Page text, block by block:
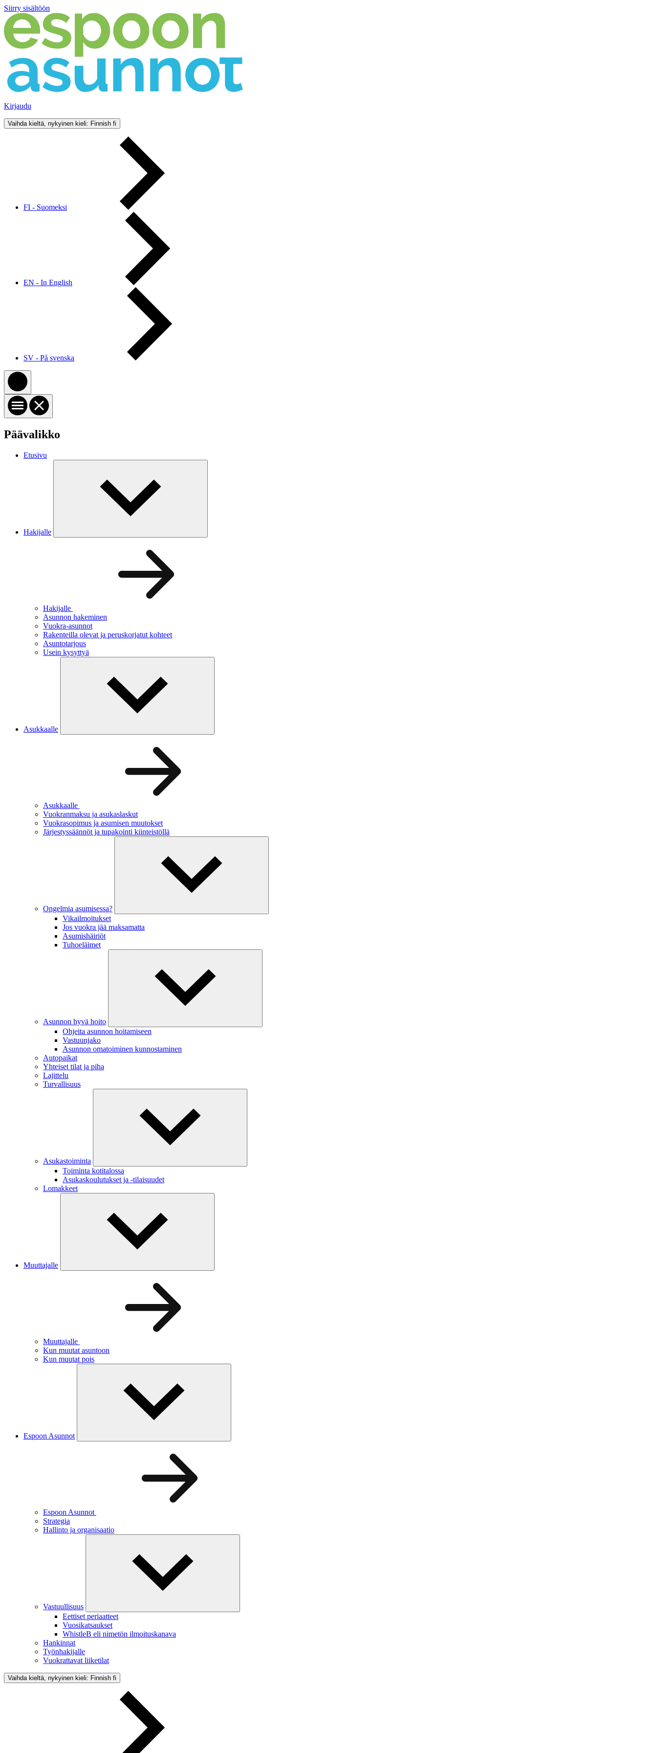
Siirry sisältöön
Kirjaudu
Vaihda kieltä, nykyinen kieli: Finnish fi
FI - Suomeksi
EN - In English
SV - På svenska
Päävalikko
Etusivu
Hakijalle
Hakijalle
Asunnon hakeminen
Vuokra-asunnot
Rakenteilla olevat ja peruskorjatut kohteet
Asuntotarjous
Usein kysyttyä
Asukkaalle
Asukkaalle
Vuokranmaksu ja asukaslaskut
Vuokrasopimus ja asumisen muutokset
Järjestyssäännöt ja tupakointi kiinteistöllä
Ongelmia asumisessa?
Vikailmoitukset
Jos vuokra jää maksamatta
Asumishäiriöt
Tuhoeläimet
Asunnon hyvä hoito
Ohjeita asunnon hoitamiseen
Vastuunjako
Asunnon omatoiminen kunnostaminen
Autopaikat
Yhteiset tilat ja piha
Lajittelu
Turvallisuus
Asukastoiminta
Toiminta kotitalossa
Asukaskoulutukset ja -tilaisuudet
Lomakkeet
Muuttajalle
Muuttajalle
Kun muutat asuntoon
Kun muutat pois
Espoon Asunnot
Espoon Asunnot
Strategia
Hallinto ja organisaatio
Vastuullisuus
Eettiset periaatteet
Vuosikatsaukset
WhistleB eli nimetön ilmoituskanava
Hankinnat
Työnhakijalle
Vuokrattavat liiketilat
Vaihda kieltä, nykyinen kieli: Finnish fi